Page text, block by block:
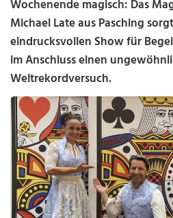
Wochenende magisch: Das
Michael Late aus Pasching
eindrucksvollen Show für
im Anschluss einen
Weltrekordversuch.